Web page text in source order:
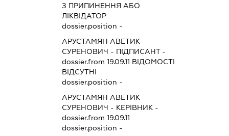
З ПРИПИНЕННЯ АБО
ЛІКВІДАТОР
dossier.position -
АРУСТАМЯН АВЕТИК
СУРЕНОВИЧ - ПІДПИСАНТ-
dossier.from 19.09.11 ВІДОМОСТІ
ВІДСУТНІ
dossier.position -
АРУСТАМЯН АВЕТИК
СУРЕНОВИЧ - КЕРІВНИК -
dossier.from 19.09.11
dossier.position -